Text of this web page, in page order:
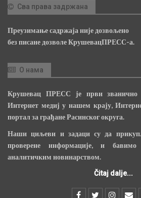
Сва права задржана
Преузимање садржаја није дозвољено
без писане дозволе КрушевацПРЕСС-а.
О нама
Крушевац ПРЕСС је први званично
Интернет медиј у нашем крају,
портал за грађане Расинског округа.
Наши циљеви и задаци су да
проверене информације, и
аналитичким новинарством.
Čitaj dalje...